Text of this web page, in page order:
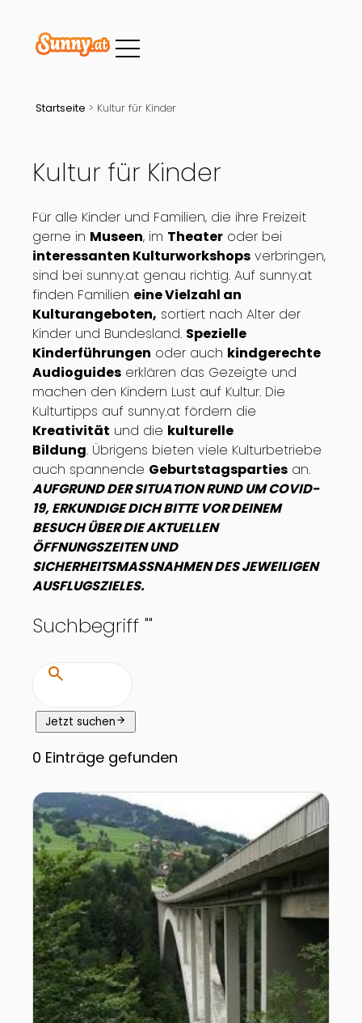
Startseite > Kultur für Kinder
Kultur für Kinder
Für alle Kinder und Familien, die ihre Freizeit
gerne in Museen, im Theater oder bei
interessanten Kulturworkshops verbringen,
sind bei sunny.at genau richtig. Auf sunny.at
finden Familien eine Vielzahl an
Kulturangeboten, sortiert nach Alter der
Kinder und Bundesland. Spezielle
Kinderführungen oder auch kindgerechte
Audioguides erklären das Gezeigte und
machen den Kindern Lust auf Kultur. Die
Kulturtipps auf sunny.at fördern die
Kreativität und die kulturelle
Bildung. Übrigens bieten viele Kulturbetriebe
auch spannende Geburtstagsparties an.
AUFGRUND DER SITUATION RUND UM COVID-
19, ERKUNDIGE DICH BITTE VOR DEINEM
BESUCH ÜBER DIE AKTUELLEN
ÖFFNUNGSZEITEN UND
SICHERHEITSMASSNAHMEN DES JEWEILIGEN
AUSFLUGSZIELES.
Suchbegriff ""
search
Jetzt suchenarrow_forward
0 Einträge gefunden
Zur Detailseite von Brückenwelt in Lingenau/Egg